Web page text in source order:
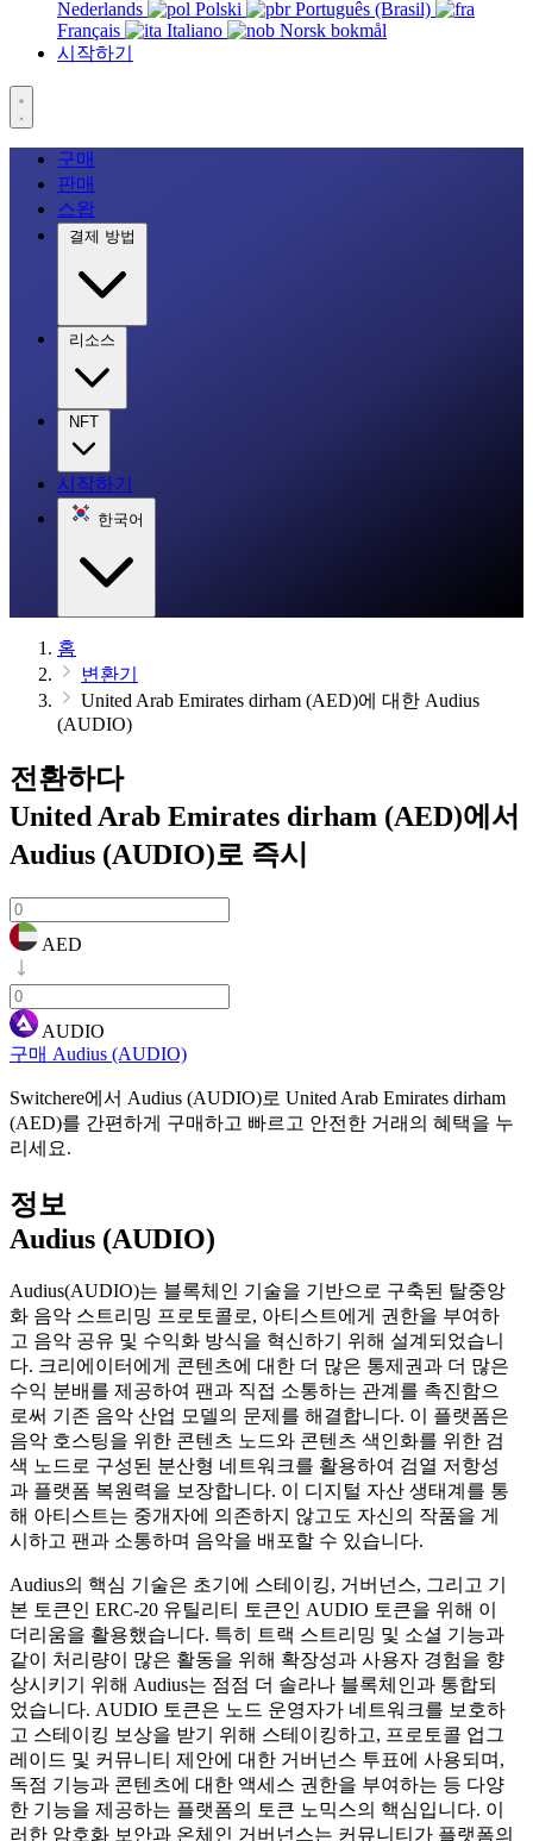
Nederlands
Polski
Português (Brasil)
Français
Italiano
Norsk bokmål
시작하기
구매
판매
스왑
결제 방법
리소스
NFT
시작하기
한국어
홈
변환기
United Arab Emirates dirham (AED)에 대한 Audius
(AUDIO)
전환하다
United Arab Emirates dirham (AED)에서
Audius (AUDIO)로 즉시
AED
AUDIO
구매 Audius (AUDIO)
Switchere에서 Audius (AUDIO)로 United Arab Emirates dirham
(AED)를 간편하게 구매하고 빠르고 안전한 거래의 혜택을 누
리세요.
정보
Audius (AUDIO)
Audius(AUDIO)는 블록체인 기술을 기반으로 구축된 탈중앙
화 음악 스트리밍 프로토콜로, 아티스트에게 권한을 부여하
고 음악 공유 및 수익화 방식을 혁신하기 위해 설계되었습니
다. 크리에이터에게 콘텐츠에 대한 더 많은 통제권과 더 많은
수익 분배를 제공하여 팬과 직접 소통하는 관계를 촉진함으
로써 기존 음악 산업 모델의 문제를 해결합니다. 이 플랫폼은
음악 호스팅을 위한 콘텐츠 노드와 콘텐츠 색인화를 위한 검
색 노드로 구성된 분산형 네트워크를 활용하여 검열 저항성
과 플랫폼 복원력을 보장합니다. 이 디지털 자산 생태계를 통
해 아티스트는 중개자에 의존하지 않고도 자신의 작품을 게
시하고 팬과 소통하며 음악을 배포할 수 있습니다.
Audius의 핵심 기술은 초기에 스테이킹, 거버넌스, 그리고 기
본 토큰인 ERC-20 유틸리티 토큰인 AUDIO 토큰을 위해 이
더리움을 활용했습니다. 특히 트랙 스트리밍 및 소셜 기능과
같이 처리량이 많은 활동을 위해 확장성과 사용자 경험을 향
상시키기 위해 Audius는 점점 더 솔라나 블록체인과 통합되
었습니다. AUDIO 토큰은 노드 운영자가 네트워크를 보호하
고 스테이킹 보상을 받기 위해 스테이킹하고, 프로토콜 업그
레이드 및 커뮤니티 제안에 대한 거버넌스 투표에 사용되며,
독점 기능과 콘텐츠에 대한 액세스 권한을 부여하는 등 다양
한 기능을 제공하는 플랫폼의 토큰 노믹스의 핵심입니다. 이
러한 암호화 보안과 온체인 거버넌스는 커뮤니티가 플랫폼의